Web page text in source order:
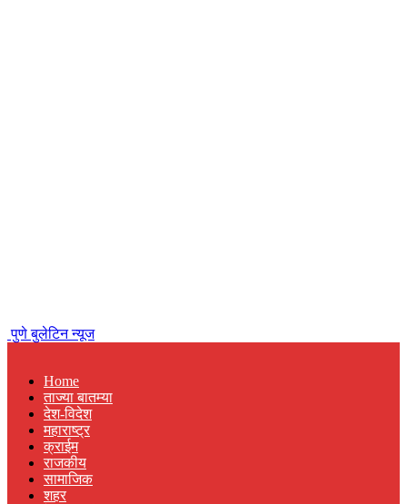
पुणे बुलेटिन न्यूज
Home
ताज्या बातम्या
देश-विदेश
महाराष्ट्र
क्राईम
राजकीय
सामाजिक
शहर